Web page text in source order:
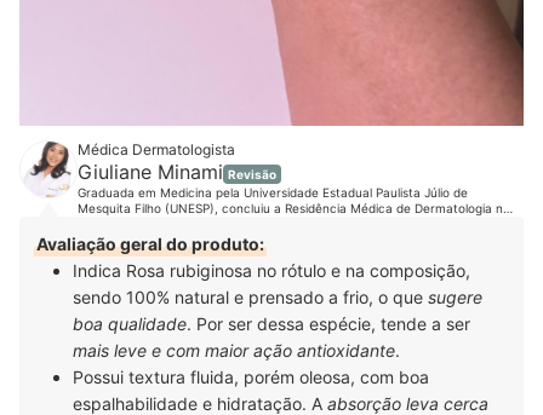
Médica Dermatologista
Giuliane Minami Revisão
Graduada em Medicina pela Universidade Estadual Paulista Júlio de
Mesquita Filho (UNESP), concluiu a Residência Médica de Dermatologia na
Sociedade Brasileira de Dermatologia (SBD). É mestra, também pela UNESP,
na área de Tricologia. Como sempre acreditou na importância do cabelo na
identidade e na autoestima das pessoas, principalmente, das mulheres, sua
formação na área clínica, cirúrgica e estética, a médica está em busca
constante por conhecimento e atualizações em congressos e cursos.
Acompanhe a Dra. Giuliane no Instagram, Youtube, Facebook, LinkedIn e
em seu site.
Avaliação geral do produto:
Indica Rosa rubiginosa no rótulo e na composição,
sendo 100% natural e prensado a frio, o que sugere
boa qualidade. Por ser dessa espécie, tende a ser
mais leve e com maior ação antioxidante.
Possui textura fluida, porém oleosa, com boa
espalhabilidade e hidratação. A absorção leva cerca